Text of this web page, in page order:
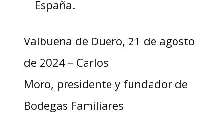
España.
Valbuena de Duero, 21 de agosto
de 2024 – Carlos
Moro, presidente y fundador de
Bodegas Familiares